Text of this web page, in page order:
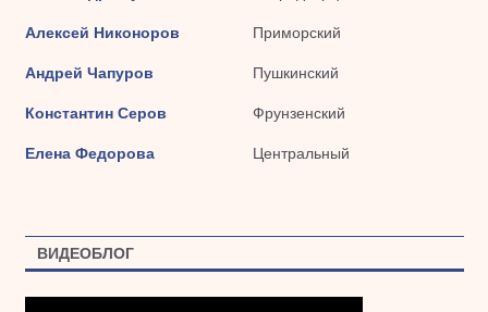
Алексей Никоноров Приморский
Андрей Чапуров Пушкинский
Константин Серов Фрунзенский
Елена Федорова Центральный
ВИДЕОБЛОГ